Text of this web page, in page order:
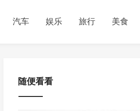
汽车 娱乐 旅行 美食
随便看看